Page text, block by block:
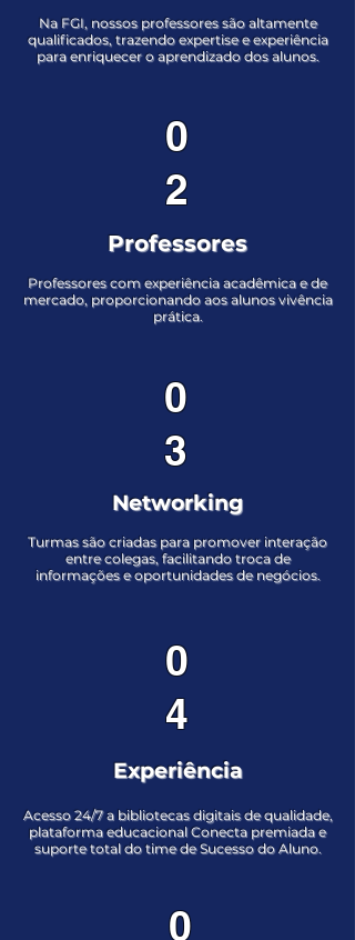
Na FGI, nossos professores são altamente
qualificados, trazendo expertise e experiência
para enriquecer o aprendizado dos alunos.
0
2
Professores
Professores com experiência acadêmica e de
mercado, proporcionando aos alunos vivência
prática.
0
3
Networking
Turmas são criadas para promover interação
entre colegas, facilitando troca de
informações e oportunidades de negócios.
0
4
Experiência
Acesso 24/7 a bibliotecas digitais de qualidade,
plataforma educacional Conecta premiada e
suporte total do time de Sucesso do Aluno.
0